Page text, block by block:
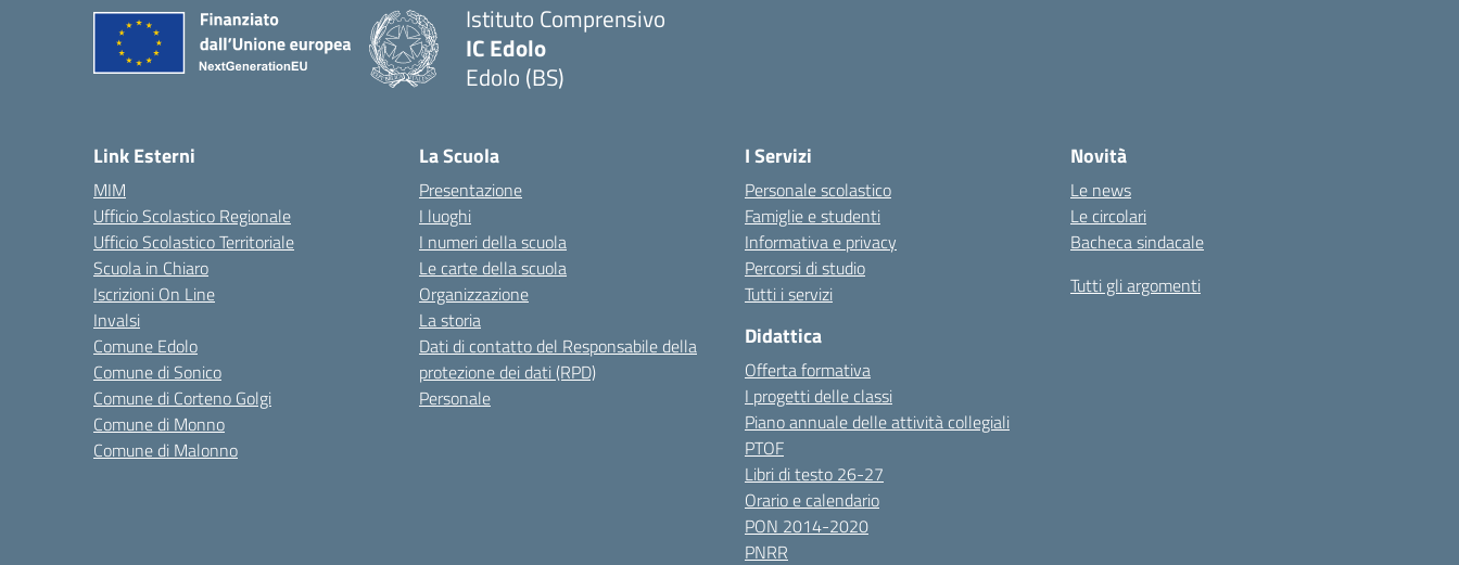
Istituto Comprensivo
IC Edolo
Edolo (BS)
Link Esterni
MIM
Ufficio Scolastico Regionale
Ufficio Scolastico Territoriale
Scuola in Chiaro
Iscrizioni On Line
Invalsi
Comune Edolo
Comune di Sonico
Comune di Corteno Golgi
Comune di Monno
Comune di Malonno
La Scuola
Presentazione
I luoghi
I numeri della scuola
Le carte della scuola
Organizzazione
La storia
Dati di contatto del Responsabile della
protezione dei dati (RPD)
Personale
I Servizi
Personale scolastico
Famiglie e studenti
Informativa e privacy
Percorsi di studio
Tutti i servizi
Didattica
Offerta formativa
I progetti delle classi
Piano annuale delle attività collegiali
PTOF
Libri di testo 26-27
Orario e calendario
PON 2014-2020
PNRR
Novità
Le news
Le circolari
Bacheca sindacale
Tutti gli argomenti